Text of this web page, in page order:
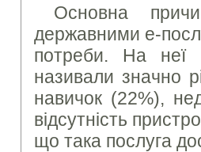
Основна
державними е-
потреби. На неї
називали значно
навичок (22%),
відсутність
що така послуга